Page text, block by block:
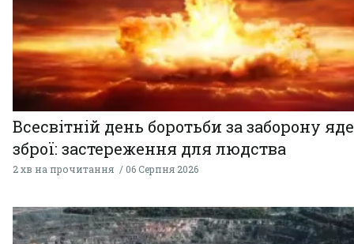
Всесвітній день боротьби за заборону
зброї: застереження для людства
2 хв на прочитання 06 Серпня 2026